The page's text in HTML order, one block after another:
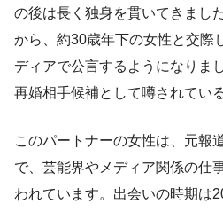
の後は長く独身を貫いてきまし
から、約30歳年下の女性と交際
ディアで公言するようになりま
再婚相手候補として噂されてい
このパートナーの女性は、元報
で、芸能界やメディア関係の仕
われています。出会いの時期は